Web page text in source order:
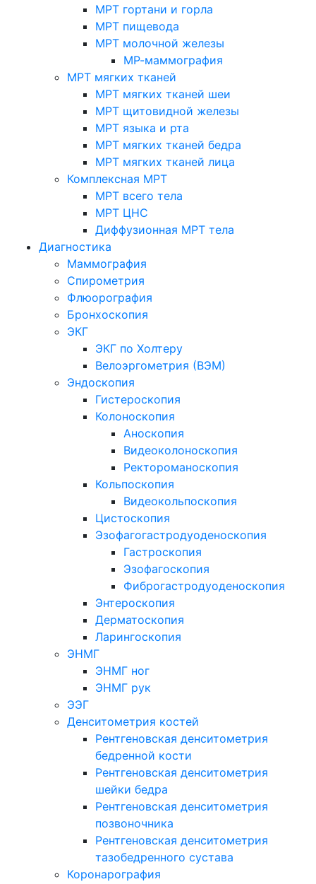
МРТ гортани и горла
МРТ пищевода
МРТ молочной железы
МР-маммография
МРТ мягких тканей
МРТ мягких тканей шеи
МРТ щитовидной железы
МРТ языка и рта
МРТ мягких тканей бедра
МРТ мягких тканей лица
Комплексная МРТ
МРТ всего тела
МРТ ЦНС
Диффузионная МРТ тела
Диагностика
Маммография
Спирометрия
Флюорография
Бронхоскопия
ЭКГ
ЭКГ по Холтеру
Велоэргометрия (ВЭМ)
Эндоскопия
Гистероскопия
Колоноскопия
Аноскопия
Видеоколоноскопия
Ректороманоскопия
Кольпоскопия
Видеокольпоскопия
Цистоскопия
Эзофагогастродуоденоскопия
Гастроскопия
Эзофагоскопия
Фиброгастродуоденоскопия
Энтероскопия
Дерматоскопия
Ларингоскопия
ЭНМГ
ЭНМГ ног
ЭНМГ рук
ЭЭГ
Денситометрия костей
Рентгеновская денситометрия
бедренной кости
Рентгеновская денситометрия
шейки бедра
Рентгеновская денситометрия
позвоночника
Рентгеновская денситометрия
тазобедренного сустава
Коронарография